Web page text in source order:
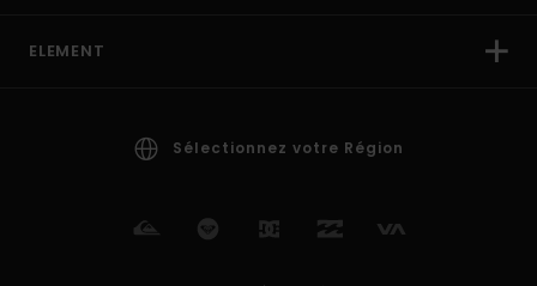
ELEMENT
Sélectionnez votre Région